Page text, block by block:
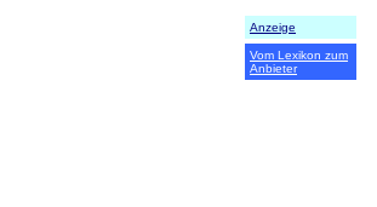
Anzeige
Vom Lexikon zum
Anbieter